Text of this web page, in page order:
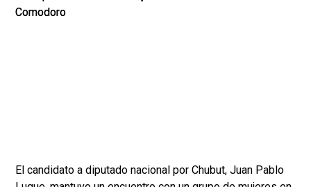
El candidato a diputado nacional por Chubut, Juan Pablo